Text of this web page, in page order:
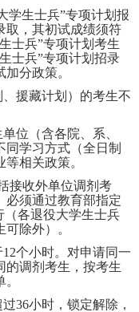
学生士兵”专项计划报
取，其初试成绩须符
士兵”专项计划考生
士兵”专项计划招录
分政策。
、援藏计划）的考生不
位（含各院、系、
同学习方式（全日制
相关政策。
接收外单位调剂考
必须通过教育部指定
（各退役大学生士兵
除外）。
12个小时。对申请同一
的调剂考生，按考生
过36小时，锁定解除，